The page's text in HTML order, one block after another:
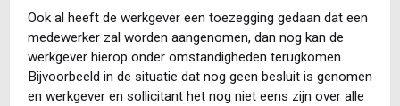
Ook al heeft de werkgever een toezegging gedaan dat een
medewerker zal worden aangenomen, dan nog kan de
werkgever hierop onder omstandigheden terugkomen.
Bijvoorbeeld in de situatie dat nog geen besluit is genomen
en werkgever en sollicitant het nog niet eens zijn over alle